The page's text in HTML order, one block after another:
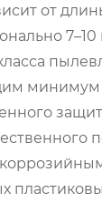
от
класса
минимум